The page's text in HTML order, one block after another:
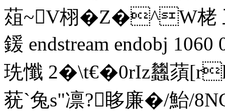
葅~V栩�Z�^W栳
鍰 endstream endobj 1060
珗懺 2�\t€�0rIz蠿蕦
莸`兔s"凛?眵廉� /鮐/